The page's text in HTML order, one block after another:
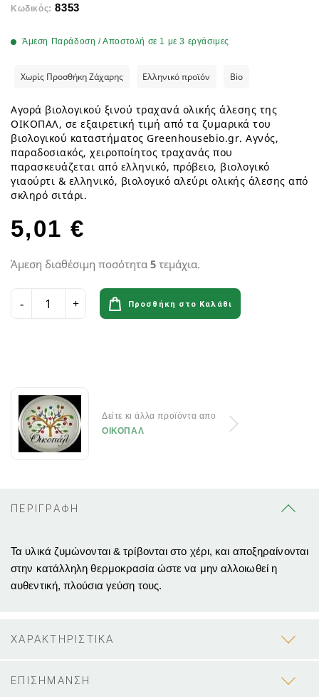
Κωδικός: 8353
Άμεση Παράδοση / Αποστολή σε 1 με 3 εργάσιμες
Χωρίς Προσθήκη Ζάχαρης Ελληνικό προϊόν Bio
Αγορά βιολογικού ξινού τραχανά ολικής άλεσης της
ΟΙΚΟΠΑΛ, σε εξαιρετική τιμή από τα ζυμαρικά του
βιολογικού καταστήματος Greenhousebio.gr. Αγνός,
παραδοσιακός, χειροποίητος τραχανάς που
παρασκευάζεται από ελληνικό, πρόβειο, βιολογικό
γιαούρτι & ελληνικό, βιολογικό αλεύρι ολικής άλεσης από
σκληρό σιτάρι.
5,01 €
Άμεση διαθέσιμη ποσότητα 5 τεμάχια.
Προσθήκη στο Καλάθι
Δείτε κι άλλα προϊόντα απο
ΟΙΚΟΠΑΛ
ΠΕΡΙΓΡΑΦΗ
Τα υλικά ζυμώνονται & τρίβονται στο χέρι, και αποξηραίνονται
στην κατάλληλη θερμοκρασία ώστε να μην αλλοιωθεί η
αυθεντική, πλούσια γεύση τους.
ΧΑΡΑΚΤΗΡΙΣΤΙΚΑ
ΕΠΙΣΗΜΑΝΣΗ